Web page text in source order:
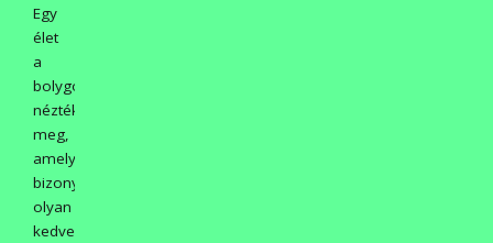
Egy
élet
a
bolygónkon
nézték
meg,
amely
bizony
olyan
kedvezőtlen